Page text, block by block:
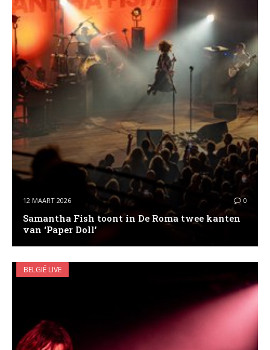
12 MAART 2026 0
Samantha Fish toont in De Roma twee kanten
van ‘Paper Doll’
BELGIË LIVE